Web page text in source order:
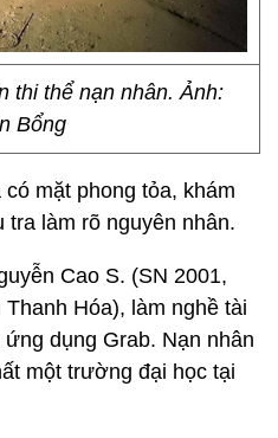
thi thể nạn nhân. Ảnh:
Bổng
mặt phong tỏa, khám
làm rõ nguyên nhân.
Cao S. (SN 2001,
Hóa), làm nghề tài
dụng Grab. Nạn nhân
một trường đại học tại